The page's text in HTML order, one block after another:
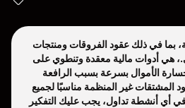
بما في ذلك عقود الفروقات ومنتجات
هي أدوات مالية معقدة وتنطوي على
الأموال بسرعة بسبب الرافعة
المشتقات غير المنظمة مناسبًا لجميع
أي أنشطة تداول، يجب عليك التفكير